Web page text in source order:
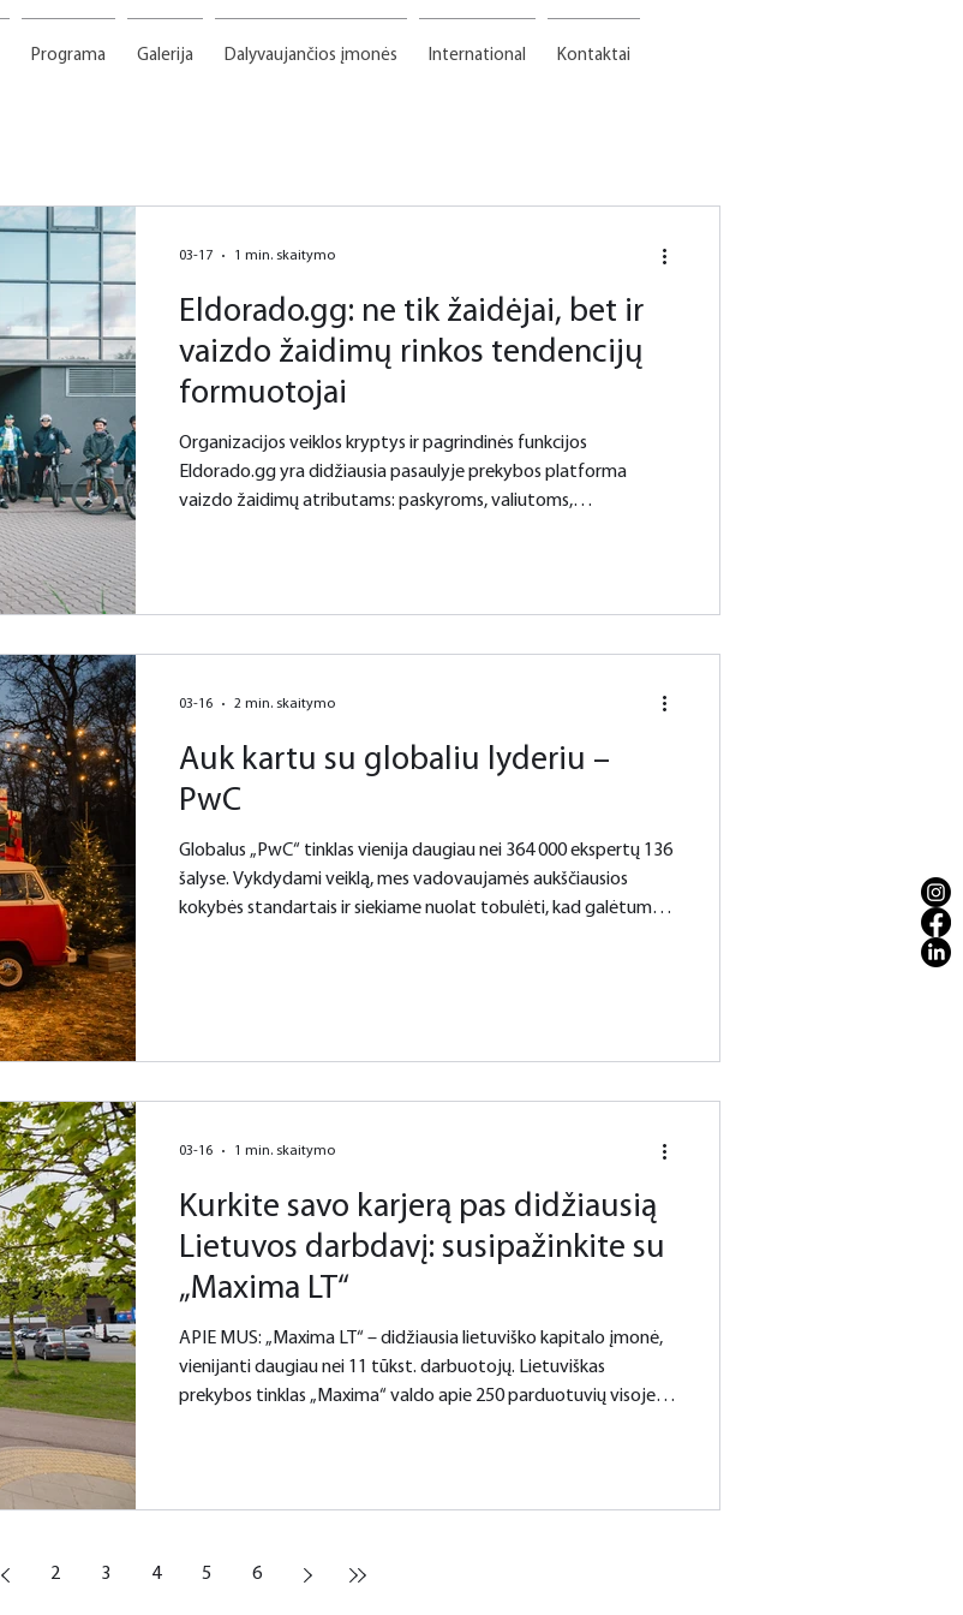
Programa Galerija Dalyvaujančios įmonės International Kontaktai
Eldorado.gg: ne tik žaidėjai, bet ir
vaizdo žaidimų rinkos tendencijų
formuotojai
Organizacijos veiklos kryptys ir pagrindinės funkcijos
Eldorado.gg yra didžiausia pasaulyje prekybos platforma
vaizdo žaidimų atributams: paskyroms, valiutoms,
mokėjimus, erdvę sandorių dialogui bei ginčų sprendimą.
03-17 1 min. skaitymo
Auk kartu su globaliu lyderiu –
PwC
Globalus „PwC“ tinklas vienija daugiau nei 364 000 ekspertų 136
šalyse. Vykdydami veiklą, mes vadovaujamės aukščiausios
kokybės standartais ir siekiame nuolat tobulėti, kad galėtume
03-16 2 min. skaitymo
Kurkite savo karjerą pas didžiausią
Lietuvos darbdavį: susipažinkite su
„Maxima LT“
APIE MUS: „Maxima LT“ – didžiausia lietuviško kapitalo įmonė,
vienijanti daugiau nei 11 tūkst. darbuotojų. Lietuviškas
prekybos tinklas „Maxima“ valdo apie 250 parduotuvių visoje
palankią kainą. Esame didžiausias darbdavys Lietuvoje, kuriame
03-16 1 min. skaitymo
2 3 4 5 6